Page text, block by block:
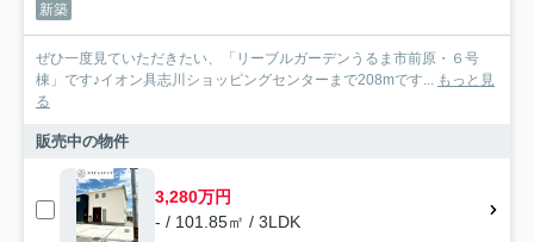
新築
ぜひ一度見ていただきたい、「リーブルガーデンうるま市前原・６号
棟」です♪イオン具志川ショッピングセンターまで208mです... もっと見
る
販売中の物件
3,280万円
- / 101.85㎡ / 3LDK